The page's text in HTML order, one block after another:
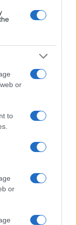
or
to
or
l’uomo
della
XIII
solo di
produzione,
nella sua
conseguenze.
a considerare
artificiale,
la dottrina
deve
la macchina,